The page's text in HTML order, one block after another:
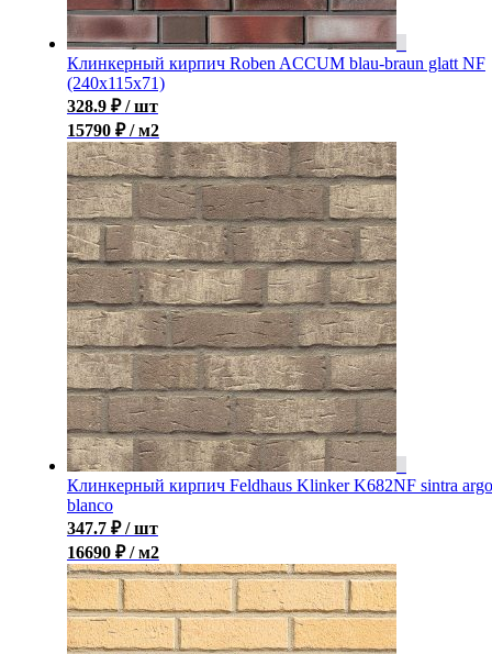
Клинкерный кирпич Roben ACCUM blau-braun glatt NF
(240х115х71)
328.9 ₽ / шт
15790 ₽ / м2
Клинкерный кирпич Feldhaus Klinker K682NF sintra argo
blanco
347.7 ₽ / шт
16690 ₽ / м2